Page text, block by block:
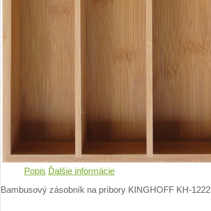
Popis Ďalšie informácie
Bambusový zásobník na príbory KINGHOFF KH-1222